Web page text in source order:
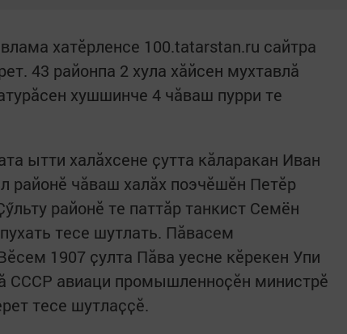
хатӗрленсе 100.tatarstan.ru сайтра
43 районпа 2 хула хӑйсен мухтавлӑ
хушшинче 4 чӑваш пурри те
ытти халӑхсене ҫутта кӑларакан Иван
районӗ чӑваш халӑх поэчӗшӗн Петӗр
районӗ те паттӑр танкист Семён
тесе шутлать. Пӑвасем
1907 ҫулта Пӑва уесне кӗрекен Упи
СССР авиаци промышленноҫӗн министрӗ
тесе шутлаҫҫӗ.